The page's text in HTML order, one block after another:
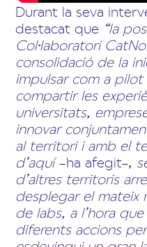
Durant la seva
destacat que “la
Col·laboratori
consolidació de la
impulsar com a
compartir les
universitats,
innovar
al territori i amb el
d’aquí–ha afegit–,
d’altres territoris
desplegar el mateix
de labs, a l’hora
diferents accions